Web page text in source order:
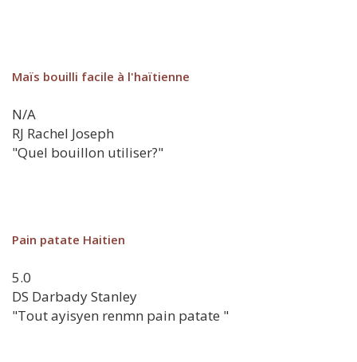
Maïs bouilli facile à l'haïtienne
N/A
RJ Rachel Joseph
"Quel bouillon utiliser?"
Pain patate Haitien
5.0
DS Darbady Stanley
"Tout ayisyen renmn pain patate "